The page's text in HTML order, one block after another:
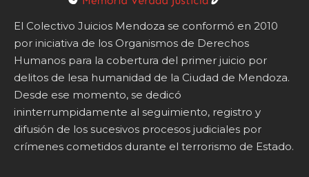
El Colectivo Juicios Mendoza se conformó en 2010
por iniciativa de los Organismos de Derechos
Humanos para la cobertura del primer juicio por
delitos de lesa humanidad de la Ciudad de Mendoza.
Desde ese momento, se dedicó
ininterrumpidamente al seguimiento, registro y
difusión de los sucesivos procesos judiciales por
crímenes cometidos durante el terrorismo de Estado.